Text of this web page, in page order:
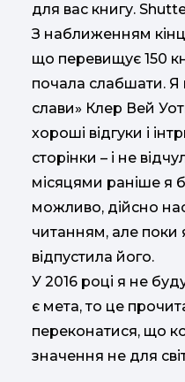
для вас книгу.
З наближенням
що перевищує 150
почала слабшати. Я
слави» Клер Вей
хороші відгуки і
сторінки – і не
місяцями раніше я
можливо, дійсно
читанням, але поки
відпустила його.
У 2016 році я не
є мета, то це
переконатися, що
значення не для